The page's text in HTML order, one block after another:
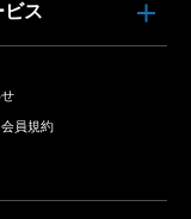
ス
員規約